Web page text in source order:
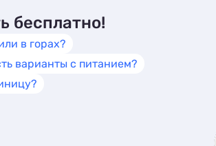
бесплатно!
в горах?
варианты с питанием?